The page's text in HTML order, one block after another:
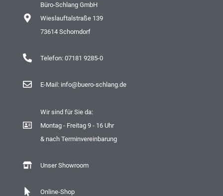
Büro-Schlang GmbH
Wieslauftalstraße 139
73614 Schorndorf
Telefon: 07181 9285-0
E-Mail: info@buero-schlang.de
Wir sind für Sie da:
Montag - Freitag 9 - 16 Uhr
& nach Terminvereinbarung
Unser Showroom
Online-Shop